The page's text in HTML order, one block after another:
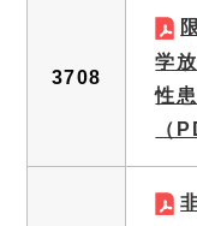
3708
学
性
（